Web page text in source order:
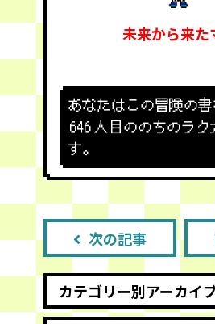
未来から来た
あなたはこの冒険の
646 人目ののちのラク
す。
次の記事